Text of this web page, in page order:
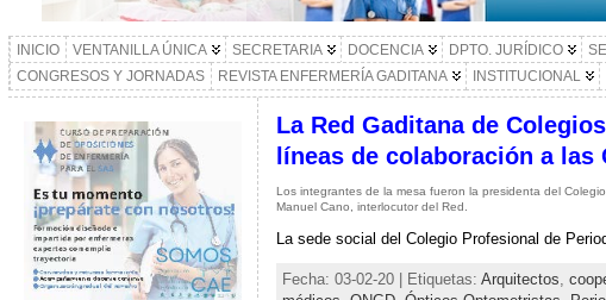
INICIO VENTANILLA ÚNICA SECRETARIA DOCENCIA DPTO. JURÍDICO
CONGRESOS Y JORNADAS
REVISTA ENFERMERÍA GADITANA INSTITUCIONAL
La Red Gaditana de
líneas de colaboración a las
Los integrantes de la mesa fueron la presidenta del
Manuel Cano, interlocutor del Red.
La sede social del Colegio Profesional de
Fecha: 03-02-20 | Etiquetas: Arquitectos